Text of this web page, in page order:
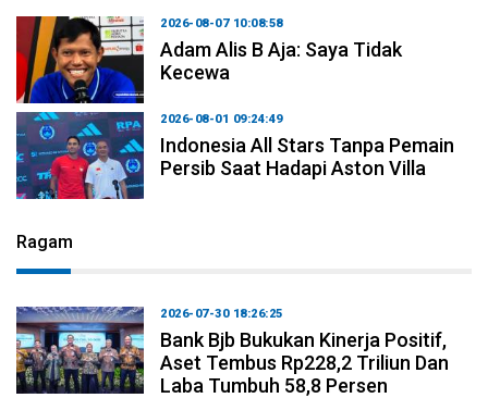
2026-08-07 10:08:58
Adam Alis B Aja: Saya Tidak
Kecewa
2026-08-01 09:24:49
Indonesia All Stars Tanpa Pemain
Persib Saat Hadapi Aston Villa
Ragam
2026-07-30 18:26:25
Bank Bjb Bukukan Kinerja Positif,
Aset Tembus Rp228,2 Triliun Dan
Laba Tumbuh 58,8 Persen